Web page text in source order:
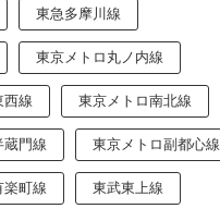
東急多摩川線
東京メトロ丸ノ内線
西線 東京メトロ南北線
蔵門線 東京メトロ副都心線
楽町線 東武東上線